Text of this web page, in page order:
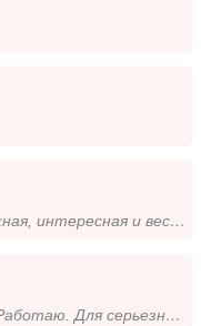
Умная, красивая, надежная, интересная и веселая, обаятельная и нежная, с чувством юмора, любимым занятием в жизни. С отк...
Образование высшее. Работаю. Для серьезных отношений.